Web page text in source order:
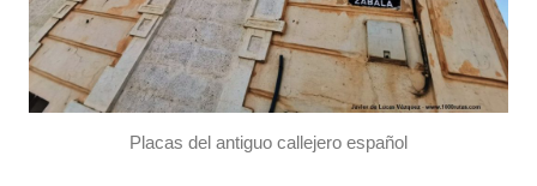
Placas del antiguo callejero español